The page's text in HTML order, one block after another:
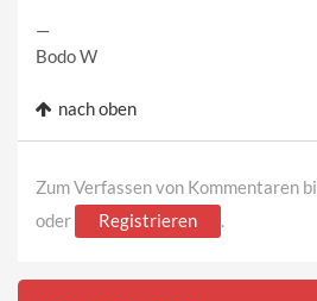
—
Bodo W
nach oben
Zum Verfassen von Kommentaren
oder
Registrieren .